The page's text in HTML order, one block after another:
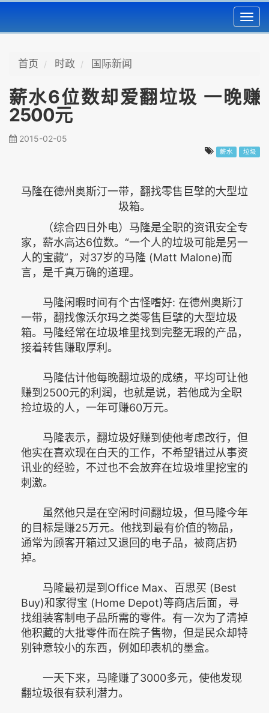
首页 时政 国际新闻
薪水6位数却爱翻垃圾 一晚赚
2500元
2015-02-05
薪水 垃圾
马隆在德州奥斯汀一带，翻找零售巨擘的大型垃
圾箱。
（综合四日外电）马隆是全职的资讯安全专
家，薪水高达6位数。“一个人的垃圾可能是另一
人的宝藏”，对37岁的马隆 (Matt Malone)而
言，是千真万确的道理。
马隆闲暇时间有个古怪嗜好: 在德州奥斯汀
一带，翻找像沃尔玛之类零售巨擘的大型垃圾
箱。马隆经常在垃圾堆里找到完整无瑕的产品，
接着转售赚取厚利。
马隆估计他每晚翻垃圾的成绩，平均可让他
赚到2500元的利润，也就是说，若他成为全职
捡垃圾的人，一年可赚60万元。
马隆表示，翻垃圾好赚到使他考虑改行，但
他实在喜欢现在白天的工作，不希望错过从事资
讯业的经验，不过也不会放弃在垃圾堆里挖宝的
刺激。
虽然他只是在空闲时间翻垃圾，但马隆今年
的目标是赚25万元。他找到最有价值的物品，
通常为顾客开箱过又退回的电子品，被商店扔
掉。
马隆最初是到Office Max、百思买 (Best
Buy)和家得宝 (Home Depot)等商店后面，寻
找组装客制电子品所需的零件。有一次为了清掉
他积藏的大批零件而在院子售物，但是民众却特
别钟意较小的东西，例如印表机的墨盒。
一天下来，马隆赚了3000多元，使他发现
翻垃圾很有获利潜力。